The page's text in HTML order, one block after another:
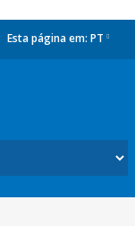
Esta página em: PT